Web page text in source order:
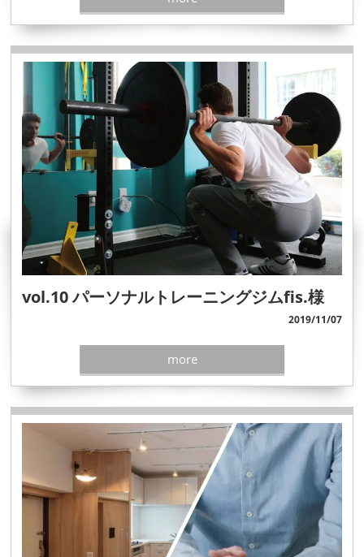
vol.10 パーソナルトレーニングジムfis.様
2019/11/07
more